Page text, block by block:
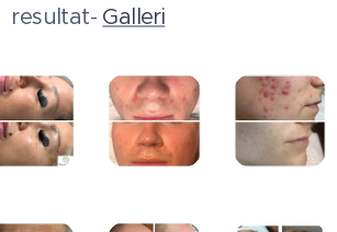
resultat- Galleri